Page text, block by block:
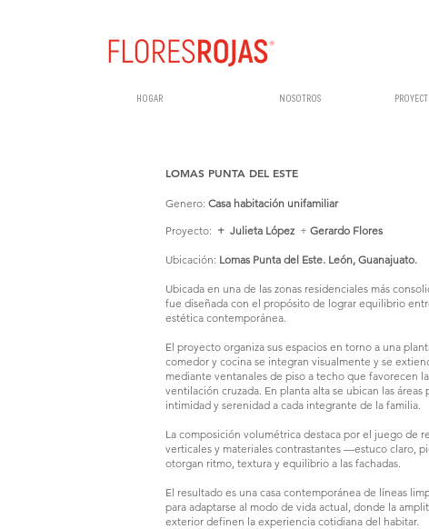
HOGAR NOSOTROS
LOMAS PUNTA DEL ESTE
Genero: Casa habitación unifamiliar
Proyecto: + Julieta López + Gerardo Flores
Ubicación: Lomas Punta del Este. León, Guanajuato.
Ubicada en una de las zonas residenciales más
fue diseñada con el propósito de lograr equilibrio
estética contemporánea.
El proyecto organiza sus espacios en torno a una
comedor y cocina se integran visualmente y se
mediante ventanales de piso a techo que favorecen
ventilación cruzada. En planta alta se ubican las áreas
intimidad y serenidad a cada integrante de la familia.
La composición volumétrica destaca por el juego de
verticales y materiales contrastantes —estuco claro,
otorgan ritmo, textura y equilibrio a las fachadas.
El resultado es una casa contemporánea de líneas
para adaptarse al modo de vida actual, donde la
exterior definen la experiencia cotidiana del habitar.